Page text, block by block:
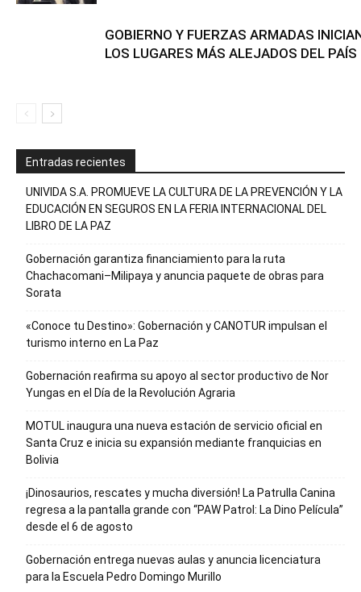
GOBIERNO Y FUERZAS ARMADAS
LOS LUGARES MÁS ALEJADOS DEL PAÍS
Entradas recientes
UNIVIDA S.A. PROMUEVE LA CULTURA DE LA PREVENCIÓN Y LA
EDUCACIÓN EN SEGUROS EN LA FERIA INTERNACIONAL DEL
LIBRO DE LA PAZ
Gobernación garantiza financiamiento para la ruta
Chachacomani–Milipaya y anuncia paquete de obras para
Sorata
«Conoce tu Destino»: Gobernación y CANOTUR impulsan el
turismo interno en La Paz
Gobernación reafirma su apoyo al sector productivo de Nor
Yungas en el Día de la Revolución Agraria
MOTUL inaugura una nueva estación de servicio oficial en
Santa Cruz e inicia su expansión mediante franquicias en
Bolivia
¡Dinosaurios, rescates y mucha diversión! La Patrulla Canina
regresa a la pantalla grande con “PAW Patrol: La Dino Película”
desde el 6 de agosto
Gobernación entrega nuevas aulas y anuncia licenciatura
para la Escuela Pedro Domingo Murillo